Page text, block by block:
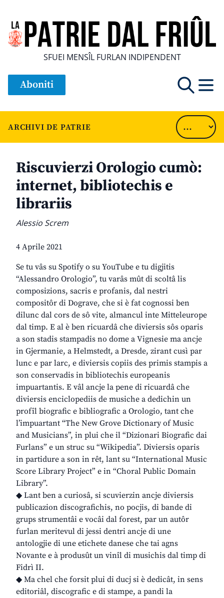
SFUEI MENSÎL FURLAN INDIPENDENT
Aboniti
ARCHIVI DE PATRIE
Riscuvierzi Orologio cumò:
internet, bibliotechis e
librariis
Alessio Screm
4 Aprile 2021
Se tu vâs su Spotify o su YouTube e tu digjitis
“Alessandro Orologio”, tu varâs mût di scoltâ lis
composizions, sacris e profanis, dal nestri
compositôr di Dograve, che si è fat cognossi ben
dilunc dal cors de sô vite, almancul inte Mitteleurope
dal timp. E al è ben ricuardâ che diviersis sôs oparis
a son stadis stampadis no dome a Vignesie ma ancje
in Gjermanie, a Helmstedt, a Dresde, zirant cusì par
lunc e par larc, e diviersis copiis des primis stampis a
son conservadis in bibliotechis europeanis
impuartantis. E vâl ancje la pene di ricuardâ che
diviersis enciclopediis de musiche a dedichin un
profîl biografic e bibliografic a Orologio, tant che
l’impuartant “The New Grove Dictionary of Music
and Musicians”, in plui che il “Dizionari Biografic dai
Furlans” e un struc su “Wikipedia”. Diviersis oparis
in partidure a son in rêt, lant su “International Music
Score Library Project” e in “Choral Public Domain
Library”.
◆ Lant ben a curiosâ, si scuvierzin ancje diviersis
publicazion discografichis, no pocjis, di bande di
grups strumentâi e vocâi dal forest, par un autôr
furlan meritevul di jessi dentri ancje di une
antologjie di une etichete danese che tai agns
Novante e à produsût un vinîl di musichis dal timp di
Fidrì II.
◆ Ma chel che forsit plui di ducj si è dedicât, in sens
editoriâl, discografic e di stampe, a pandi la